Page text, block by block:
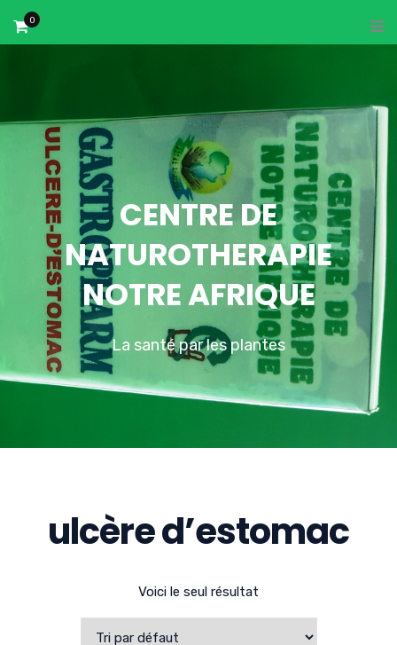
0
CENTRE DE
NATUROTHERAPIE
NOTRE AFRIQUE
La santé par les plantes
ulcère d’estomac
Voici le seul résultat